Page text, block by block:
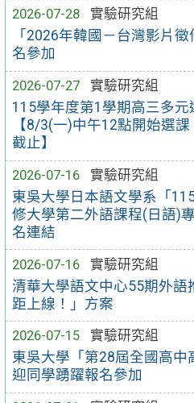
2026-07-28
實驗研究組
「2026年韓國－台灣影片
名參加
2026-07-27
實驗研究組
115學年度第1學期高三多元
【8/3(一)中午12點開始選
截止】
2026-07-16
實驗研究組
東吳大學日本語文學系「
修大學第二外語課程(日語)
名連結
2026-07-16
實驗研究組
清華大學語文中心55期外語
距上線！」方案
2026-07-15
實驗研究組
東吳大學「第28屆全國高中
迎同學踴躍報名參加